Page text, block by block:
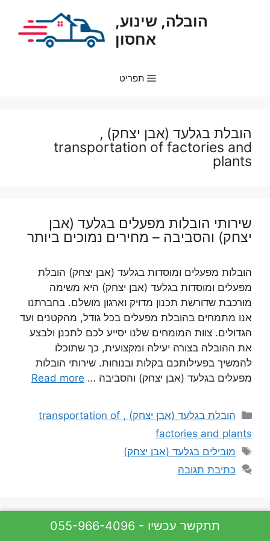
הובלה, שינוע,
אחסון
תפריט
הובלת בגלעד (אבן יצחק) ,
transportation of factories and
plants
שירותי הובלות מפעלים בגלעד (אבן
יצחק) והסביבה – מחירים נמוכים ביותר
הובלות מפעלים ומוסדות בגלעד (אבן יצחק) הובלת
מפעלים ומוסדות בגלעד (אבן יצחק) היא משימה
מורכבת שדורשת תכנון מדויק וארגון מושלם. בחברתנו
אנו מתמחים בהובלת מפעלים בכל גודל, מהקטנים ועד
הגדולים. צוות המומחים שלנו יסייע לכם לתכנן ולבצע
את ההובלה בצורה יעילה ומקצועית, כך שתוכלו
להמשיך בפעילותכם בקלות ובנוחות. שירותי הובלות
מפעלים בגלעד (אבן יצחק) והסביבה … Read more
קטגוריות
הובלת בגלעד (אבן יצחק) , transportation of
factories and plants
תגיות
מובילים בגלעד (אבן יצחק)
כתיבת תגובה
055-966-4096 - תתקשר עכשיו